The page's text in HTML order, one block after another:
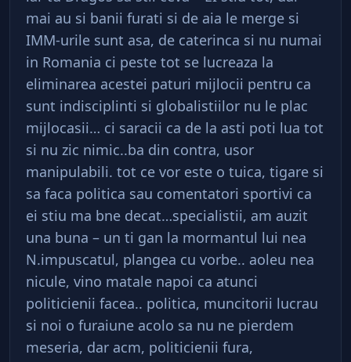
mai au si banii furati si de aia le merge si
IMM-urile sunt asa, de caterinca si nu numai
in Romania ci peste tot se lucreaza la
eliminarea acestei paturi mijlocii pentru ca
sunt indisciplinti si globalistiilor nu le plac
mijlocasii… ci saracii ca de la asti poti lua tot
si nu zic nimic..ba din contra, usor
manipulabili. tot ce vor este o tuica, tigare si
sa faca politica sau comentatori sportivi ca
ei stiu ma bne decat…specialistii, am auzit
una buna – un ti gan la mormantul lui nea
N.impuscatul, plangea cu vorbe.. aoleu nea
nicule, vino matale napoi ca atunci
politicienii facea.. politica, muncitorii lucrau
si noi o furaiune acolo sa nu ne pierdem
meseria, dar acm, politicienii fura,